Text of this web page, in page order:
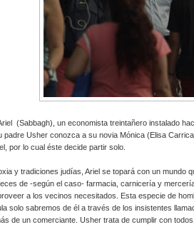
(Sabbagh), un economista treintañero instalado
padre Usher conozca a su novia Mónica (Elisa
por lo cual éste decide partir solo.
y tradiciones judías, Ariel se topará con un mundo
de -según el caso- farmacia, carnicería y
a los vecinos necesitados. Esta especie de
solo sabremos de él a través de los insistentes
de un comerciante. Usher trata de cumplir con